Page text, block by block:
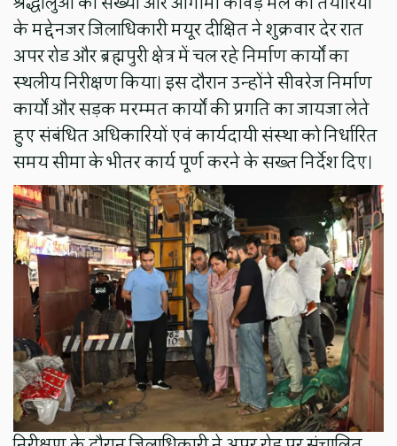
के मद्देनजर जिलाधिकारी मयूर दीक्षित ने शुक्रवार देर रात
अपर रोड और ब्रह्मपुरी क्षेत्र में चल रहे निर्माण कार्यों का
स्थलीय निरीक्षण किया। इस दौरान उन्होंने सीवरेज निर्माण
कार्यों और सड़क मरम्मत कार्यों की प्रगति का जायजा लेते
हुए संबंधित अधिकारियों एवं कार्यदायी संस्था को निर्धारित
समय सीमा के भीतर कार्य पूर्ण करने के सख्त निर्देश दिए।